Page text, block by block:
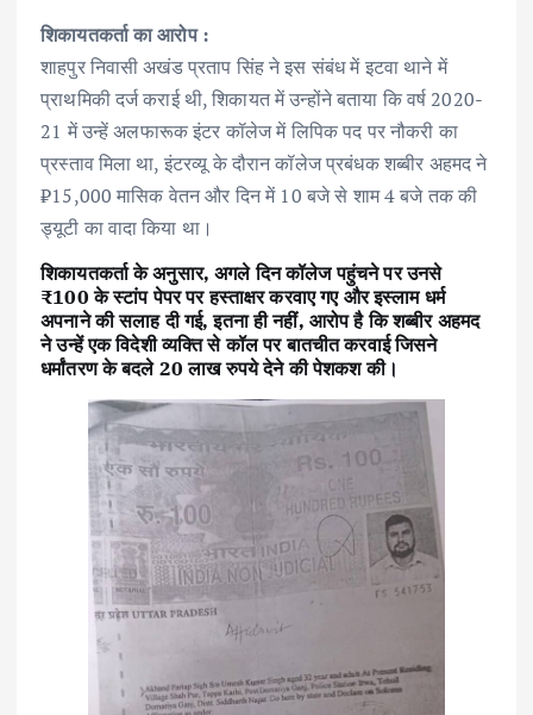
शिकायतकर्ता का आरोप :
शाहपुर निवासी अखंड प्रताप सिंह ने इस संबंध में इटवा थाने में
प्राथमिकी दर्ज कराई थी, शिकायत में उन्होंने बताया कि वर्ष 2020-
21 में उन्हें अलफारूक इंटर कॉलेज में लिपिक पद पर नौकरी का
प्रस्ताव मिला था, इंटरव्यू के दौरान कॉलेज प्रबंधक शब्बीर अहमद ने
₹15,000 मासिक वेतन और दिन में 10 बजे से शाम 4 बजे तक की
ड्यूटी का वादा किया था।
शिकायतकर्ता के अनुसार, अगले दिन कॉलेज पहुंचने पर उनसे
₹100 के स्टांप पेपर पर हस्ताक्षर करवाए गए और इस्लाम धर्म
अपनाने की सलाह दी गई, इतना ही नहीं, आरोप है कि शब्बीर अहमद
ने उन्हें एक विदेशी व्यक्ति से कॉल पर बातचीत करवाई जिसने
धर्मांतरण के बदले 20 लाख रुपये देने की पेशकश की।